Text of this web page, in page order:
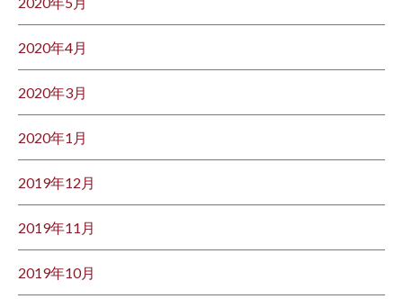
2020年4月
2020年3月
2020年1月
2019年12月
2019年11月
2019年10月